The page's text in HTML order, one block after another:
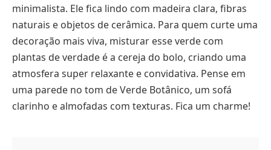
minimalista. Ele fica lindo com madeira clara, fibras
naturais e objetos de cerâmica. Para quem curte uma
decoração mais viva, misturar esse verde com
plantas de verdade é a cereja do bolo, criando uma
atmosfera super relaxante e convidativa. Pense em
uma parede no tom de Verde Botânico, um sofá
clarinho e almofadas com texturas. Fica um charme!